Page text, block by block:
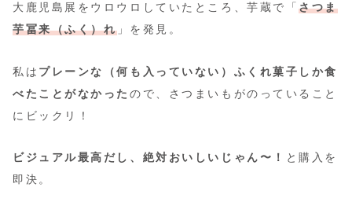
大鹿児島展をウロウロしていたところ、芋蔵で「さつま
芋冨来（ふく）れ」を発見。
私は プレーンな（何も入っていない）ふくれ菓子しか食
べたことがなかったので、さつまいもがのっていること
にビックリ！
ビジュアル最高だし、絶対おいしいじゃん〜！
と購入を
即決。